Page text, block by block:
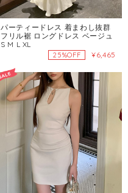
パーティードレス 着まわし抜群
フリル裾 ロングドレス ベージュ
S M L XL
25%OFF ¥6,465